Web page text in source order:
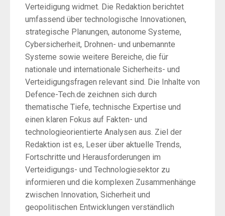
Verteidigung widmet. Die Redaktion berichtet
umfassend über technologische Innovationen,
strategische Planungen, autonome Systeme,
Cybersicherheit, Drohnen- und unbemannte
Systeme sowie weitere Bereiche, die für
nationale und internationale Sicherheits- und
Verteidigungsfragen relevant sind. Die Inhalte von
Defence-Tech.de zeichnen sich durch
thematische Tiefe, technische Expertise und
einen klaren Fokus auf Fakten- und
technologieorientierte Analysen aus. Ziel der
Redaktion ist es, Leser über aktuelle Trends,
Fortschritte und Herausforderungen im
Verteidigungs- und Technologiesektor zu
informieren und die komplexen Zusammenhänge
zwischen Innovation, Sicherheit und
geopolitischen Entwicklungen verständlich